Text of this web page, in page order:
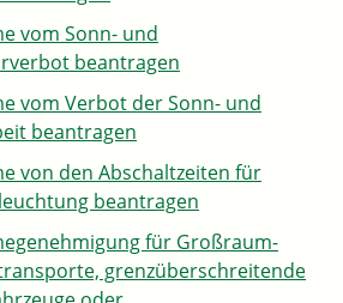
vom Sonn- und
beantragen
vom Verbot der Sonn- und
beantragen
von den Abschaltzeiten für
beantragen
für Großraum-
grenzüberschreitende